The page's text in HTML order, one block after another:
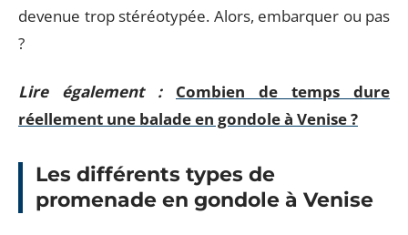
devenue trop stéréotypée. Alors, embarquer ou pas
?
Lire également :
Combien de temps dure
réellement une balade en gondole à Venise ?
Les différents types de
promenade en gondole à Venise